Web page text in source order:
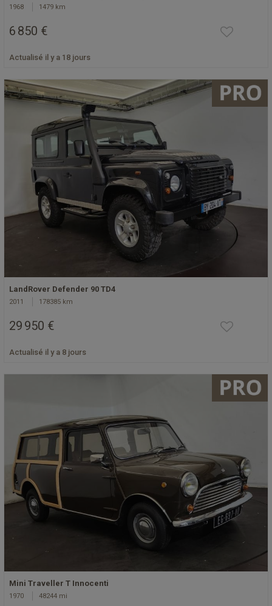
1968 1479 km
6 850 €
Actualisé il y a 18 jours
LandRover Defender 90 TD4
2011 178385 km
29 950 €
Actualisé il y a 8 jours
Mini Traveller T Innocenti
1970 48244 mi